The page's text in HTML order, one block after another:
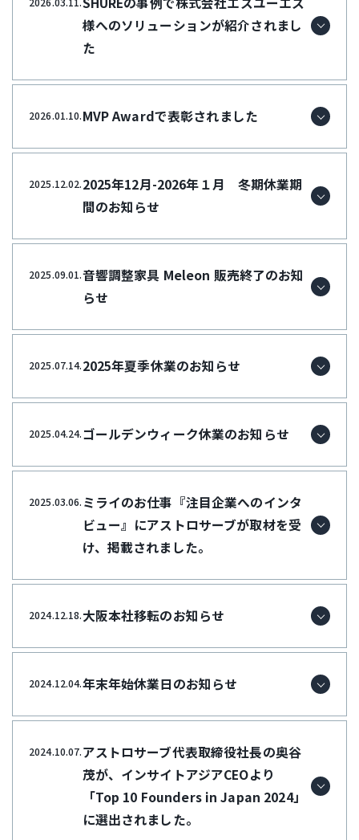
様へのソリューションが紹介されまし
た
2026.01.10.MVP Awardで表彰されました
2025.12.02.2025年12月-2026年１月 冬期休業期
間のお知らせ
2025.09.01.音響調整家具 Meleon 販売終了のお知
らせ
2025.07.14.2025年夏季休業のお知らせ
2025.04.24.ゴールデンウィーク休業のお知らせ
2025.03.06. ミライのお仕事『注目企業へのインタ
ビュー』にアストロサーブが取材を受
け、掲載されました。
2024.12.18.大阪本社移転のお知らせ
2024.12.04.年末年始休業日のお知らせ
2024.10.07.アストロサーブ代表取締役社長の奥谷
茂が、インサイトアジアCEOより
「Top 10 Founders in Japan 2024」
に選出されました。